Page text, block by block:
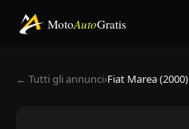
MotoAutoGratis
← Tutti gli annunci›Fiat Marea (2000)